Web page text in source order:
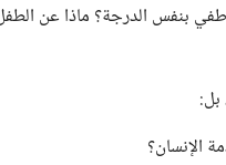
بنفس الدرجة؟ ماذا عن
بل:
الإنسان؟